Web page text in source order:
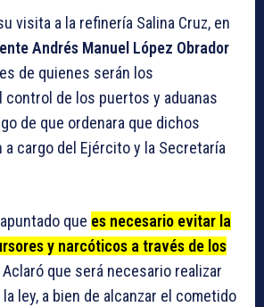
visita a la refinería Salina Cruz, en
Andrés Manuel López Obrador
de quienes serán los
control de los puertos y aduanas
de que ordenara que dichos
cargo del Ejército y la Secretaría
que es necesario evitar la
y narcóticos a través de los
Aclaró que será necesario realizar
ley, a bien de alcanzar el cometido